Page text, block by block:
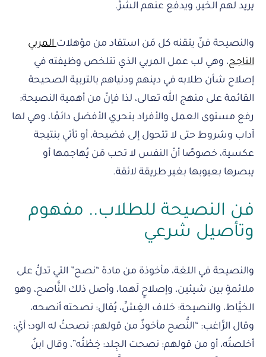
يريد لهم الخير، ويدفع عنهم الشرَّ.
والنصيحة فنّ يتقنه كل مَن استفاد من مؤهلات المربي
الناجح، وهي لب عمل المربي الذي تتلخص وظيفته في
إصلاح شأن طلابه في دينهم ودنياهم بالتربية الصحيحة
القائمة على منهج الله تعالى، لذا فإنّ من أهمية النصيحة:
رفع مستوى العمل والأفراد بتحري الأفضل دائمًا، وهي لها
آداب وشروط حتى لا تتحول إلى فضيحة، أو تأتي بنتيجة
عكسية، خصوصًا أنّ النفس لا تحب مَن يُهاجمها أو
يبصرها بعيوبها بغير طريقة لائقة.
فن النصيحة للطلاب.. مفهوم
وتأصيل شرعي
والنصيحة في اللغة، مأخوذة من مادة “نصح” التي تدلُّ على
ملائمةٍ بين شيئين، وإصلاحٍ لَهما، وأصل ذلك النَّاصح، وهو
الخيَّاط، والنصيحة: خلاف الغِشِّ، يُقال: نصحته أنصحه،
وقال الرَّاغب: “النُّصح مأخوذٌ من قولهم: نصحتُ له الود؛ أيْ:
أخلصتُه، أو من قولهم: نصحت الجِلد: خِطْتُه”، وقال ابنُ